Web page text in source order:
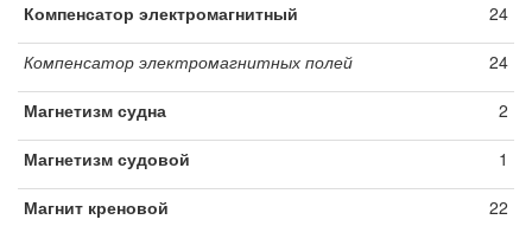
Компенсатор электромагнитный 24
Компенсатор электромагнитных полей 24
Магнетизм судна 2
Магнетизм судовой 1
Магнит креновой 22